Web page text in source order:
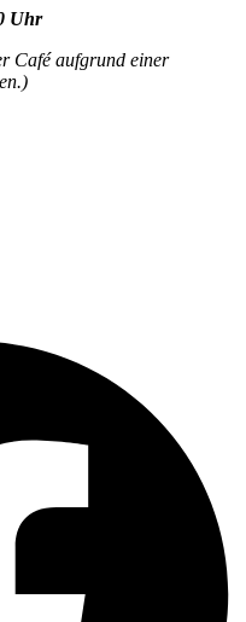
Uhr
Café aufgrund einer